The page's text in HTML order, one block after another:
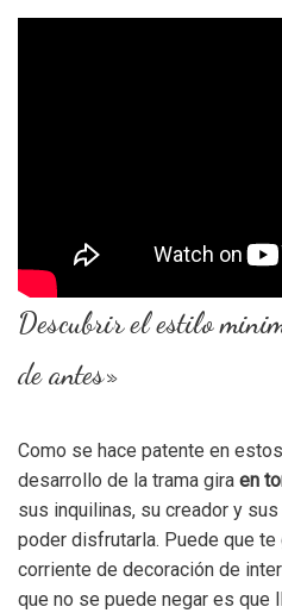
Descubrir el estilo
de antes»
Como se hace patente en
desarrollo de la trama gira en
sus inquilinas, su creador y
poder disfrutarla. Puede que
corriente de decoración de
que no se puede negar es que